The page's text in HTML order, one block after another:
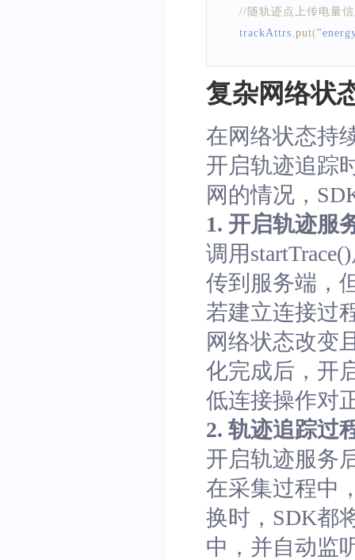
//随轨迹点上传电量
    trackAttrs
put(
String objectKey =
    trackAttrs
put(
return trackAttrs
}
};
复杂网络状
在网络状态持
开启轨迹追踪
网的情况，
1. 开启轨迹服
调用
传到服务端，
若建立连接过
网络状态改变
化完成后，开
低连接操作对
2. 轨迹追踪过
开启轨迹服务
在采集过程中
换时，SDK都
中，并自动监